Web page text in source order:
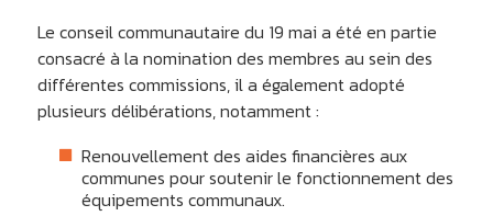
Le conseil communautaire du 19 mai a été en partie
consacré à la nomination des membres au sein des
différentes commissions, il a également adopté
plusieurs délibérations, notamment :
Renouvellement des aides financières aux
communes pour soutenir le fonctionnement des
équipements communaux.